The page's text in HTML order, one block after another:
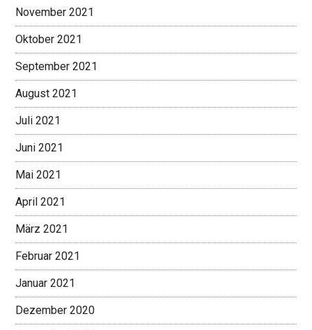
November 2021
Oktober 2021
September 2021
August 2021
Juli 2021
Juni 2021
Mai 2021
April 2021
März 2021
Februar 2021
Januar 2021
Dezember 2020